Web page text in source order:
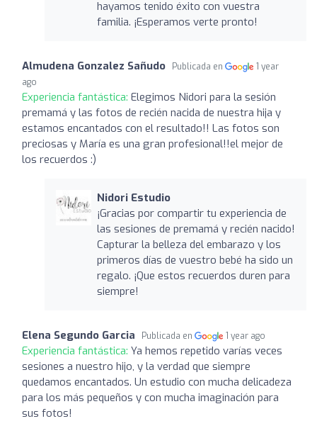
hayamos tenido éxito con vuestra
familia. ¡Esperamos verte pronto!
Almudena Gonzalez Sañudo Publicada en
1 year
ago
Experiencia fantástica: Elegimos Nidori para la sesión
premamá y las fotos de recién nacida de nuestra hija y
estamos encantados con el resultado!! Las fotos son
preciosas y María es una gran profesional!!el mejor de
los recuerdos :)
Nidori Estudio
¡Gracias por compartir tu experiencia de
las sesiones de premamá y recién nacido!
Capturar la belleza del embarazo y los
primeros días de vuestro bebé ha sido un
regalo. ¡Que estos recuerdos duren para
siempre!
Elena Segundo Garcia Publicada en 1 year ago
Experiencia fantástica: Ya hemos repetido varías veces
sesiones a nuestro hijo, y la verdad que siempre
quedamos encantados. Un estudio con mucha delicadeza
para los más pequeños y con mucha imaginación para
sus fotos!